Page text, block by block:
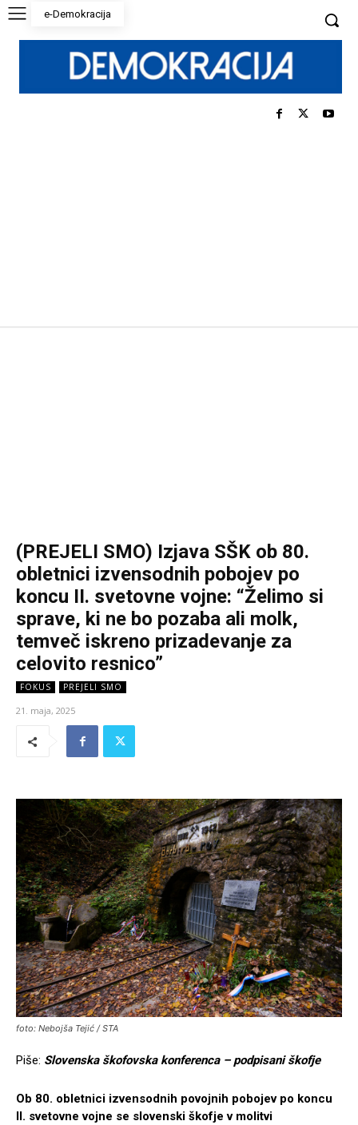
e-Demokracija
(PREJELI SMO) Izjava SŠK ob 80.
obletnici izvensodnih pobojev po
koncu II. svetovne vojne: “Želimo si
sprave, ki ne bo pozaba ali molk,
temveč iskreno prizadevanje za
celovito resnico”
FOKUS PREJELI SMO
21. maja, 2025
foto: Nebojša Tejić / STA
Piše: Slovenska škofovska konferenca – podpisani škofje
Ob 80. obletnici izvensodnih povojnih pobojev po koncu
II. svetovne vojne se slovenski škofje v molitvi